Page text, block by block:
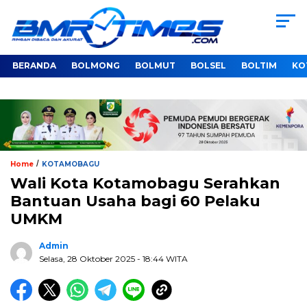
BERANDA BOLMONG BOLMUT BOLSEL BOLTIM
Home / KOTAMOBAGU
Wali Kota Kotamobagu Serahkan
Bantuan Usaha bagi 60 Pelaku
UMKM
Admin
Selasa, 28 Oktober 2025 - 18:44 WITA